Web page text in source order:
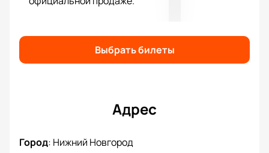
Выбрать билеты
Адрес
Город: Нижний Новгород